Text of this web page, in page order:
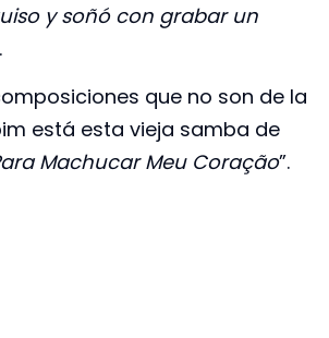
y soñó con grabar un
que no son de la
está esta vieja samba de
Machucar Meu Coração”.